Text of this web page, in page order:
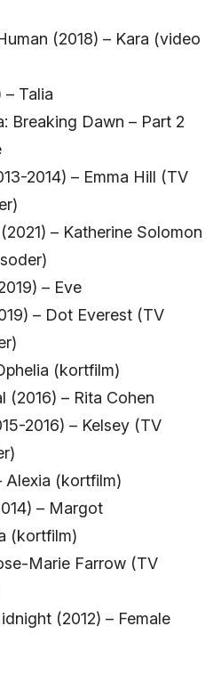
(2018) – Kara (video
– Talia
Breaking Dawn – Part 2
2014) – Emma Hill (TV
– Katherine Solomon
– Eve
– Dot Everest (TV
(kortfilm)
(2016) – Rita Cohen
2016) – Kelsey (TV
Alexia (kortfilm)
– Margot
(kortfilm)
Marie Farrow (TV
(2012) – Female